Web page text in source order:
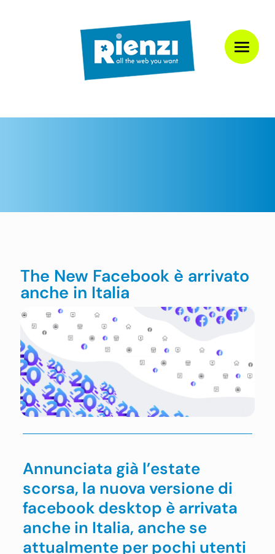
The New Facebook è arrivato
anche in Italia
Annunciata già l’estate
scorsa, la nuova versione di
facebook desktop è arrivata
anche in Italia, anche se
attualmente per pochi utenti